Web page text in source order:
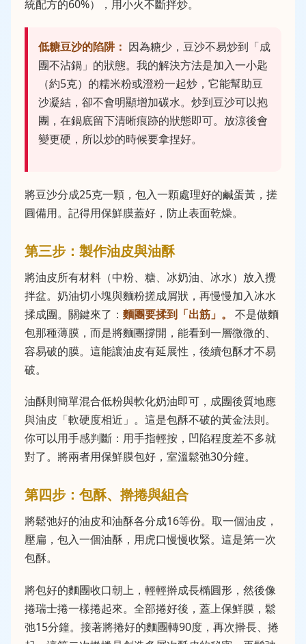
統配方的60%），用小火不斷拌炒。
低糖豆沙的陷阱： 因為糖少，豆沙不易炒到「成
團不沾鍋」的狀態。我的解決方法是加入一小匙
（約5克）的糯米粉或澄粉一起炒，它能幫助豆
沙凝結，卻不會明顯增加碳水。炒到豆沙可以抱
團，在鍋底留下清晰痕跡的狀態即可。放涼後會
變更硬，所以炒的時候要拿捏好。
將豆沙分成25克一顆，包入一顆處理好的鹹蛋黃，搓
圓備用。記得用保鮮膜蓋好，防止表面乾燥。
第三步：製作油皮與油酥
將油皮所有材料（中粉、糖、冰奶油、冰水）放入攪
拌盆。奶油切小塊與麵粉搓成屑狀，再慢慢加入冰水
揉成團。關鍵來了： 麵團要揉到「出筋」。
不是做麵
包那種薄膜，而是將麵團撐開，能看到一層微微的、
容易破的膜。這能讓油皮有延展性，後續包酥才不易
破。
油酥則簡單混合低粉與軟化奶油即可，成團後質地應
與油皮「軟硬度相近」。這是包酥不破的黃金法則。
你可以用手感判斷：用手指輕按，凹陷程度差不多就
對了。將兩者用保鮮膜包好，室溫鬆弛30分鐘。
第四步：包酥、擀捲與組合
將鬆弛好的油皮和油酥各分成16等份。取一個油皮，
壓扁，包入一個油酥，用虎口慢慢收緊。這是第一次
包酥。
將包好的麵團收口朝上，輕輕擀成長橢圓形，然後像
捲瑞士捲一樣捲起來。全部捲好後，蓋上保鮮膜，鬆
弛15分鐘。接著將捲好的麵團轉90度，再次擀長、捲